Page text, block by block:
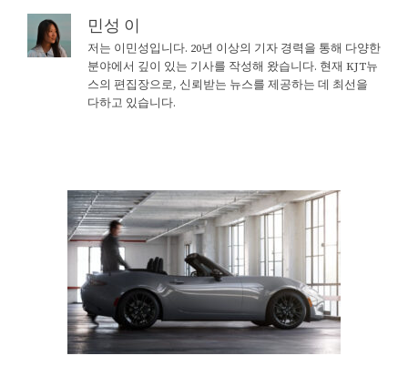
민성 이
저는 이민성입니다. 20년 이상의 기자 경력을 통해 다양한
분야에서 깊이 있는 기사를 작성해 왔습니다. 현재 KJT뉴
스의 편집장으로, 신뢰받는 뉴스를 제공하는 데 최선을
다하고 있습니다.